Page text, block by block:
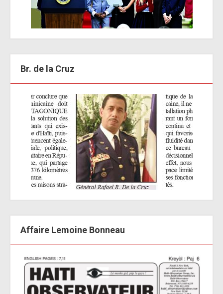
Br. de la Cruz
Affaire Lemoine Bonneau